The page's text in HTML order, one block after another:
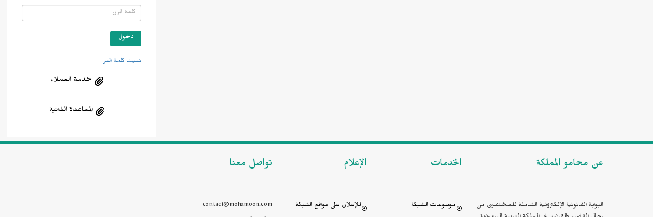
نسيت كلمة السر
خدمة العملاء
المساعدة الذاتية
عن محامو المملكة
البوابة القانونية الإلكترونية الشاملة للمختصين من
الخدمات
موسوعات الشبكة
الإعلام
للإعلان على مواقع الشبكة
تواصل معنا
contact@mohamoon.com